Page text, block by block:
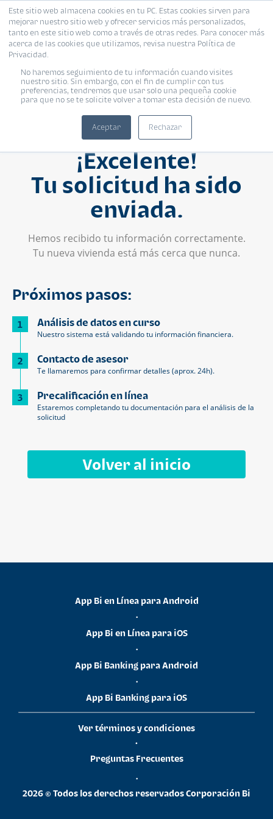
Este sitio web almacena cookies en tu PC. Estas cookies sirven para
mejorar nuestro sitio web y ofrecer servicios más personalizados,
tanto en este sitio web como a través de otras redes. Para conocer más
acerca de las cookies que utilizamos, revisa nuestra Política de
Privacidad.
No haremos seguimiento de tu información cuando visites
nuestro sitio. Sin embargo, con el fin de cumplir con tus
preferencias, tendremos que usar solo una pequeña cookie
para que no se te solicite volver a tomar esta decisión de nuevo.
Aceptar Rechazar
¡Excelente!
Tu solicitud ha sido
enviada.
Hemos recibido tu información correctamente.
Tu nueva vivienda está más cerca que nunca.
Próximos pasos:
1 Análisis de datos en curso
Nuestro sistema está validando tu información financiera.
2 Contacto de asesor
Te llamaremos para confirmar detalles (aprox. 24h).
3 Precalificación en línea
Estaremos completando tu documentación para el análisis de la
solicitud
Volver al inicio
App Bi en Línea para Android
•
App Bi en Línea para iOS
•
App Bi Banking para Android
•
App Bi Banking para iOS
Ver términos y condiciones
•
Preguntas Frecuentes
•
2026 © Todos los derechos reservados Corporación Bi